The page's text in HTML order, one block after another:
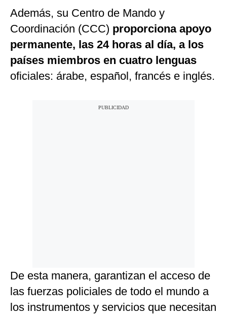
Además, su Centro de Mando y
Coordinación (CCC) proporciona apoyo
permanente, las 24 horas al día, a los
países miembros en cuatro lenguas
oficiales: árabe, español, francés e inglés.
De esta manera, garantizan el acceso de
las fuerzas policiales de todo el mundo a
los instrumentos y servicios que necesitan